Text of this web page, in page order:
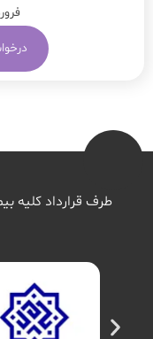
طرف قرارداد کلیه